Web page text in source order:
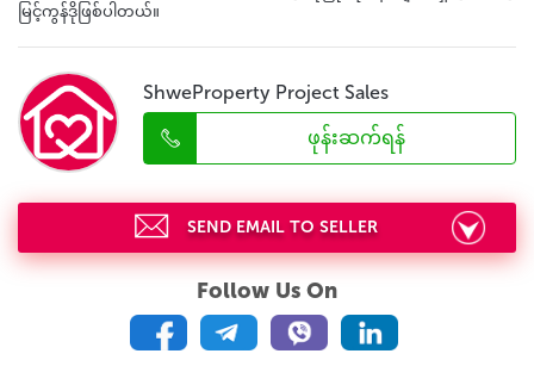
မြင့်ကွန်ဒိုဖြစ်ပါတယ်။
ShweProperty Project Sales
ဖုန်းဆက်ရန်
SEND EMAIL TO SELLER
Follow Us On